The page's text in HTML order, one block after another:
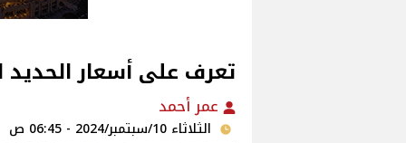
تعرف على أسعار الحديد
عمر أحمد
الثلاثاء 10/سبتمبر/2024 - 06:45 ص